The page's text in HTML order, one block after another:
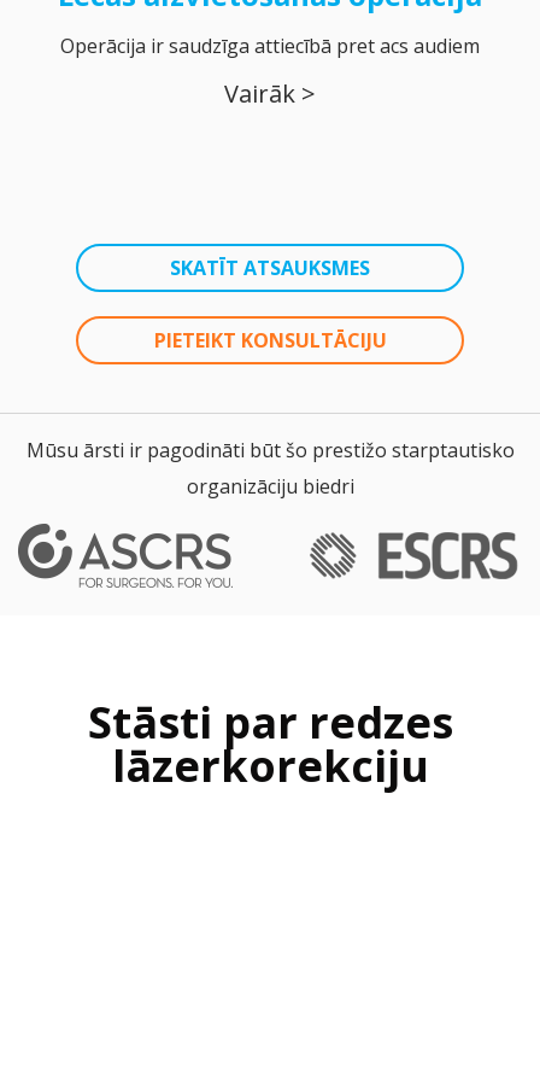
Operācija ir saudzīga attiecībā pret acs audiem
Vairāk >
SKATĪT ATSAUKSMES
PIETEIKT KONSULTĀCIJU
Mūsu ārsti ir pagodināti būt šo prestižo starptautisko
organizāciju biedri
Stāsti par redzes
lāzerkorekciju